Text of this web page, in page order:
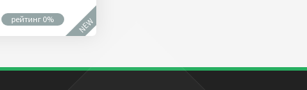
рейтинг 0% NEW